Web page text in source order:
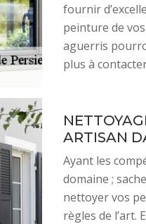
fournir
peinture de
aguerris
plus à
ARTISAN
Ayant les
domaine ;
nettoyer vos
règles de l’art.